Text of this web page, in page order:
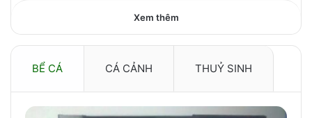
Xem thêm
BỂ CÁ CÁ CẢNH THUỶ SINH